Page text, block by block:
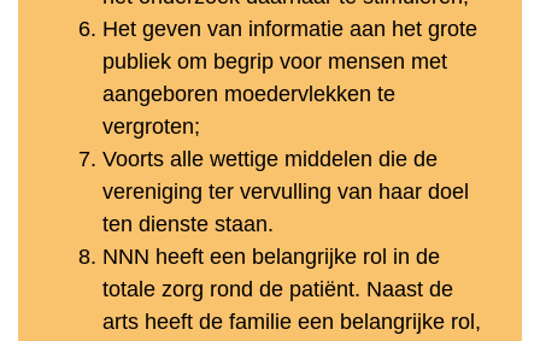
Het geven van informatie aan het grote
publiek om begrip voor mensen met
aangeboren moedervlekken te
vergroten;
Voorts alle wettige middelen die de
vereniging ter vervulling van haar doel
ten dienste staan.
NNN heeft een belangrijke rol in de
totale zorg rond de patiënt. Naast de
arts heeft de familie een belangrijke rol,